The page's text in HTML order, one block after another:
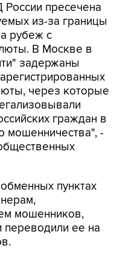
пресечена
из-за границы
рубеж с
В Москве в
задержаны
через которые
граждан в
мошенничества", -
пунктах
мошенников,
переводили ее на